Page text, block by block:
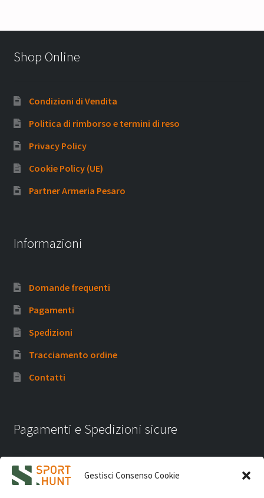
Gestisci Consenso Cookie
Shop Online
Condizioni di Vendita
Politica di rimborso e termini di reso
Privacy Policy
Cookie Policy (UE)
Partner Armeria Pesaro
Informazioni
Domande frequenti
Pagamenti
Spedizioni
Tracciamento ordine
Contatti
Pagamenti e Spedizioni sicure